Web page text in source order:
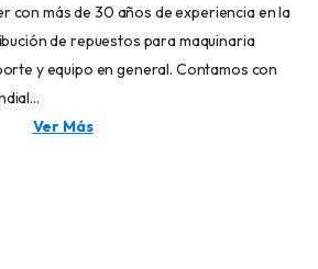
con más de 30 años de experiencia en la
de repuestos para maquinaria
y equipo en general. Contamos con
Ver Más